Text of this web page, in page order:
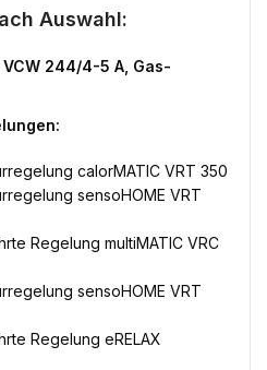
Auswahl:
244/4-5 A, Gas-
calorMATIC VRT 350
sensoHOME VRT
Regelung multiMATIC VRC
sensoHOME VRT
Regelung eRELAX